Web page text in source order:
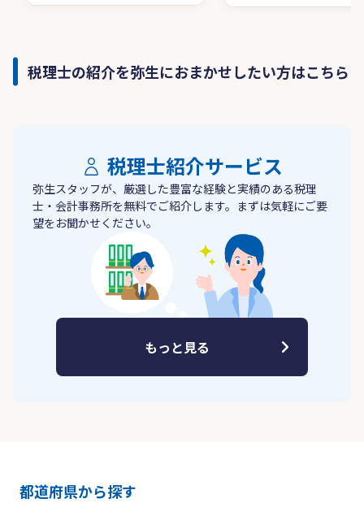
税理士の紹介を弥生におまかせしたい方はこちら
税理士紹介サービス
弥生スタッフが、厳選した豊富な経験と実績のある税理
士・会計事務所を無料でご紹介します。まずは気軽にご要
望をお聞かせください。
もっと見る
都道府県から探す